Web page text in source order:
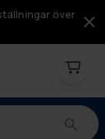
över